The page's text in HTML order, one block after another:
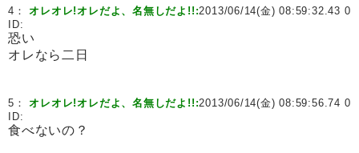
4：オレオレ!オレだよ、名無しだよ!!:2013/06/14(金) 08:59:32.43 0
ID:
恐い
オレなら二日
5：オレオレ!オレだよ、名無しだよ!!:2013/06/14(金) 08:59:56.74 0
ID:
食べないの？